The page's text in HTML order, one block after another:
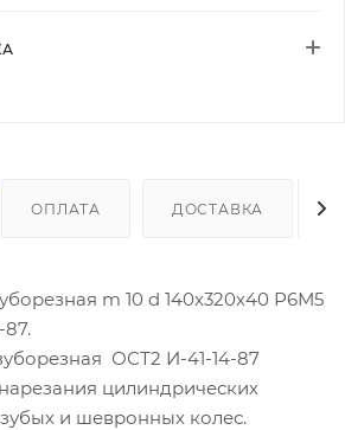
ОПЛАТА ДОСТАВКА
m 10 d 140х320х40 Р6М5
ОСТ2 И-41-14-87
цилиндрических
и шевронных колес.